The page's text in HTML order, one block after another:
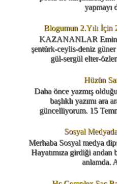
yapmayı
Blogumun 2.Yılı İçin
KAZANANLAR
şentürk-ceylis-deniz
gül-sergül elter-
Hüzün
Daha önce yazmış
başlıklı yazımı ara
güncelliyorum. 15
Sosyal
Merhaba Sosyal medya
Hayatımıza girdiği andan
anlamda.